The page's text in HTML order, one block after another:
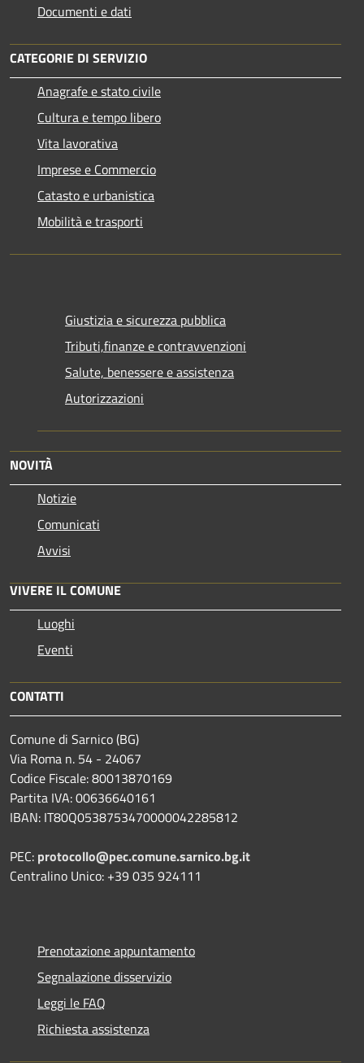
Documenti e dati
CATEGORIE DI SERVIZIO
Anagrafe e stato civile
Cultura e tempo libero
Vita lavorativa
Imprese e Commercio
Catasto e urbanistica
Mobilità e trasporti
Giustizia e sicurezza pubblica
Tributi,finanze e contravvenzioni
Salute, benessere e assistenza
Autorizzazioni
NOVITÀ
Notizie
Comunicati
Avvisi
VIVERE IL COMUNE
Luoghi
Eventi
CONTATTI
Comune di Sarnico (BG)
Via Roma n. 54 - 24067
Codice Fiscale: 80013870169
Partita IVA: 00636640161
IBAN: IT80Q0538753470000042285812
PEC: protocollo@pec.comune.sarnico.bg.it
Centralino Unico: +39 035 924111
Prenotazione appuntamento
Segnalazione disservizio
Leggi le FAQ
Richiesta assistenza